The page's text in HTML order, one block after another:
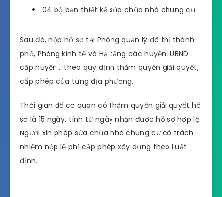
04 bộ bản thiết kế sửa chữa nhà chung cư
Sau đó, nộp hồ sơ tại Phòng quản lý đô thị thành
phố, Phòng kinh tế và Hạ tầng các huyện, UBND
cấp huyện… theo quy định thẩm quyền giải quyết,
cấp phép của từng địa phương.
Thời gian để cơ quan có thẩm quyền giải quyết hồ
sơ là 15 ngày, tính từ ngày nhận được hồ sơ hợp lệ.
Người xin phép sửa chữa nhà chung cư có trách
nhiệm nộp lệ phí cấp phép xây dựng theo Luật
định.